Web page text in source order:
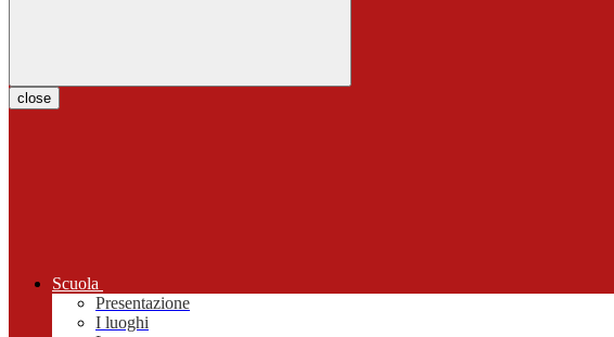
close
Scuola
Presentazione
I luoghi